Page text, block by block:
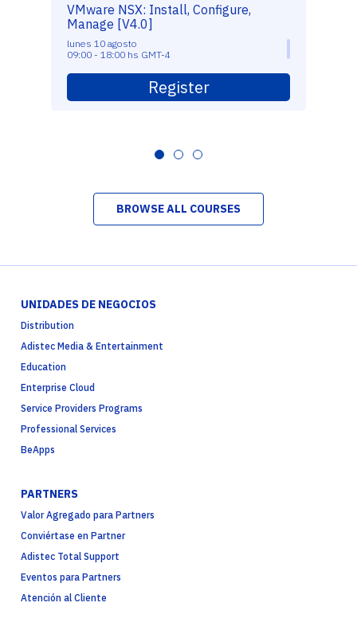
VMware NSX: Install, Configure,
Manage [V4.0]
lunes 10 agosto
09:00 - 18:00 hs GMT-4
Register
BROWSE ALL COURSES
UNIDADES DE NEGOCIOS
Distribution
Adistec Media & Entertainment
Education
Enterprise Cloud
Service Providers Programs
Professional Services
BeApps
PARTNERS
Valor Agregado para Partners
Conviértase en Partner
Adistec Total Support
Eventos para Partners
Atención al Cliente